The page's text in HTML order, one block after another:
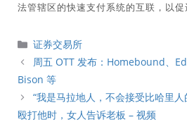
法管辖区的快速支付系统的互联，以促
分
類
证券交易所
周五 OTT 发布：Homebound、
Bison 等
“我是马拉地人，不会接受比哈里人
殴打他时，女人告诉老板 – 视频